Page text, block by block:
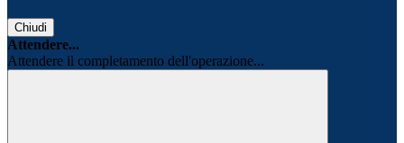
Chiudi
Attendere...
Attendere il completamento dell'operazione...